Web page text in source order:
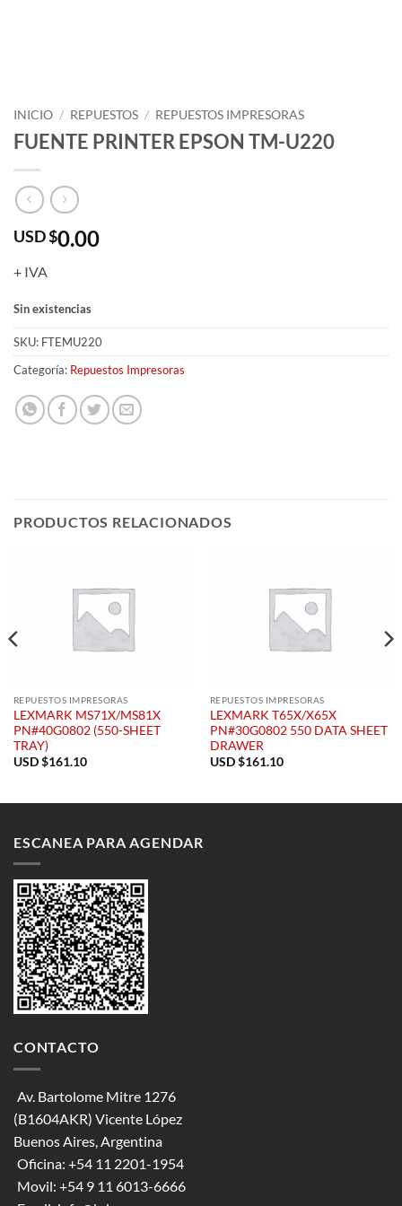
INICIO / REPUESTOS / REPUESTOS IMPRESORAS
FUENTE PRINTER EPSON TM-U220
USD $0.00
+ IVA
Sin existencias
SKU: FTEMU220
Categoría: Repuestos Impresoras
PRODUCTOS RELACIONADOS
REPUESTOS IMPRESORAS
LEXMARK MS71X/MS81X
PN#40G0802 (550-SHEET
TRAY)
USD $161.10
REPUESTOS IMPRESORAS
LEXMARK T65X/X65X
PN#30G0802 550 DATA SHEET
DRAWER
USD $161.10
ESCANEA PARA AGENDAR
CONTACTO
Av. Bartolome Mitre 1276
(B1604AKR) Vicente López
Buenos Aires, Argentina
Oficina: +54 11 2201-1954
Movil: +54 9 11 6013-6666